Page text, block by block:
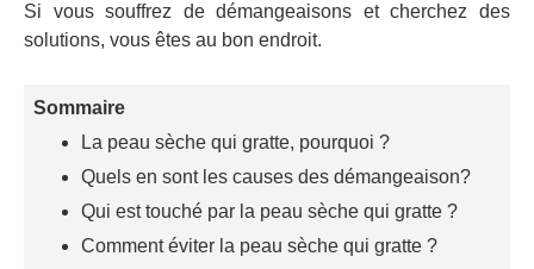
Si vous souffrez de démangeaisons et cherchez des
solutions, vous êtes au bon endroit.
Sommaire
La peau sèche qui gratte, pourquoi ?
Quels en sont les causes des démangeaison?
Qui est touché par la peau sèche qui gratte ?
Comment éviter la peau sèche qui gratte ?